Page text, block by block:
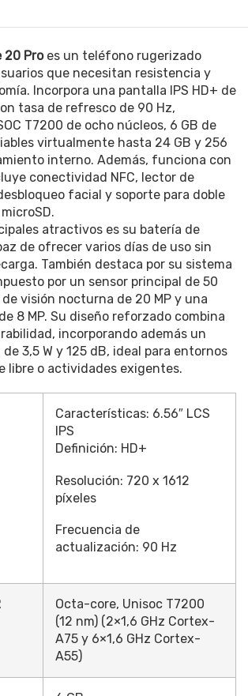
20 Proes un teléfono rugerizado
que necesitan resistencia y
Incorpora una pantalla IPS HD+ de
tasa de refresco de 90 Hz,
T7200 de ocho núcleos, 6 GB de
virtualmente hasta 24 GB y 256
interno. Además, funciona con
conectividad NFC, lector de
facial y soporte para doble
atractivos es su batería de
de ofrecer varios días de uso sin
También destaca por su sistema
por un sensor principal de 50
de visión nocturna de 20 MP y una
8 MP. Su diseño reforzado combina
incorporando además un
3,5 W y 125 dB, ideal para entornos
libre o actividades exigentes.
Características: 6.56″ LCS
IPS
Definición: HD+
Resolución: 720 x 1612
píxeles
Frecuencia de
actualización: 90 Hz
Octa-core, Unisoc T7200
(12 nm) (2×1,6 GHz Cortex-
A75 y 6×1,6 GHz Cortex-
A55)